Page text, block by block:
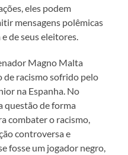
eles podem
mensagens polêmicas
de seus eleitores.
Magno Malta
de racismo sofrido pelo
na Espanha. No
questão de forma
combater o racismo,
controversa e
fosse um jogador negro,